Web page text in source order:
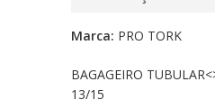
Marca: PRO TORK
BAGAGEIRO TUBULAR<
13/15